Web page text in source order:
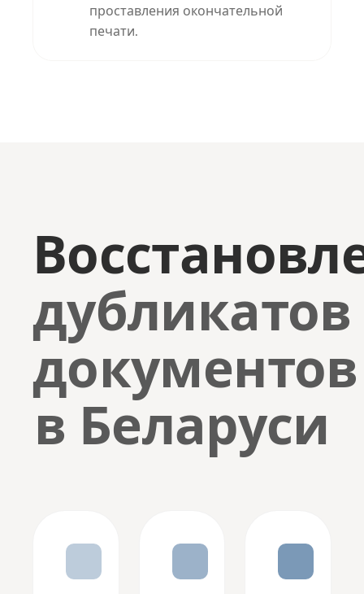
проставления окончательной
печати.
дубликатов
документов
в Беларуси